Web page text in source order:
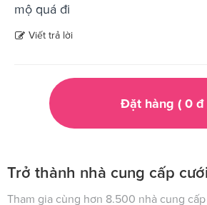
mộ quá đi
Viết trả lời
Đặt hàng ( 0đ
Trở thành nhà cung cấp
Tham gia cùng hơn 8.500 nhà cung